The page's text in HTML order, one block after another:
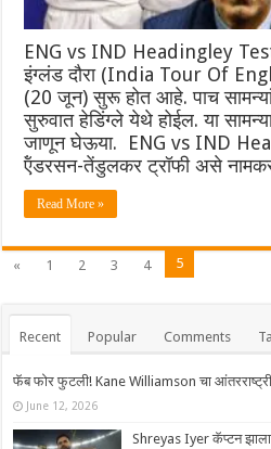
ENG vs IND Headingley
इंग्लंड दौरा (India Tour Of
(20 जून) सुरू होत आहे. पाच
सुरुवात हेडिंग्ले येथे होईल. या
जाणून घेऊया. ENG vs IND
ऍंडरसन-तेंडुलकर ट्रॉफी असे
Read More »
« 1 2 3 4 5
Recent Popular Comments
फॅब फोर फुटली! Kane Williamson चा
June 12, 2026
Shreyas Iyer कॅप्टन झाला!